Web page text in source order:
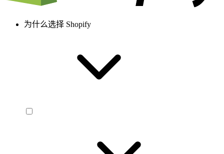
为什么选择 Shopify